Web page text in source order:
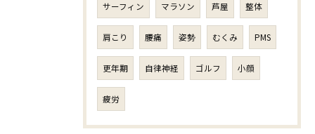
サーフィン マラソン 芦屋 整体
肩こり 腰痛 姿勢 むくみ PMS
更年期 自律神経 ゴルフ 小顔
疲労